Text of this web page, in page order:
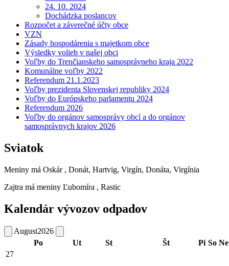
24. 10. 2024
Dochádzka poslancov
Rozpočet a záverečné účty obce
VZN
Zásady hospodárenia s majetkom obce
Výsledky volieb v našej obci
Voľby do Trenčianskeho samosprávneho kraja 2022
Komunálne voľby 2022
Referendum 21.1.2023
Voľby prezidenta Slovenskej republiky 2024
Voľby do Európskeho parlamentu 2024
Referendum 2026
Voľby do orgánov samosprávy obcí a do orgánov
samosprávnych krajov 2026
Sviatok
Meniny má Oskár , Donát, Hartvig, Virgín, Donáta, Virgínia
Zajtra má meniny Ľubomíra , Rastic
Kalendár vývozov odpadov
August2026
Po
Ut St Št Pi So Ne
27